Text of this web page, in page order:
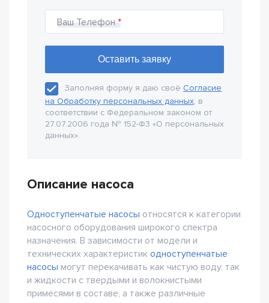
Ваш Телефон
Заполняя форму я даю своё Согласие
на Обработку персональных данных, в
соответствии с Федеральном законом от
27.07.2006 года № 152-Ф3 «О персональных
данных».
Описание насоса
Одноступенчатые насосы относятся к категории
насосного оборудования широкого спектра
назначения. В зависимости от модели и
технических характеристик одноступенчатые
насосы могут перекачивать как чистую воду, так
и жидкости с твердыми и волокнистыми
примесями в составе, а также различные